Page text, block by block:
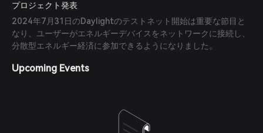
プロジェクト発表
2024年7月31日のDaylightのテストネット開始は重要な節目と
なり、ユーザーがエネルギーデバイスをネットワークに接続し、
分散型エネルギー経済に参加できるようになりました。
Upcoming Events